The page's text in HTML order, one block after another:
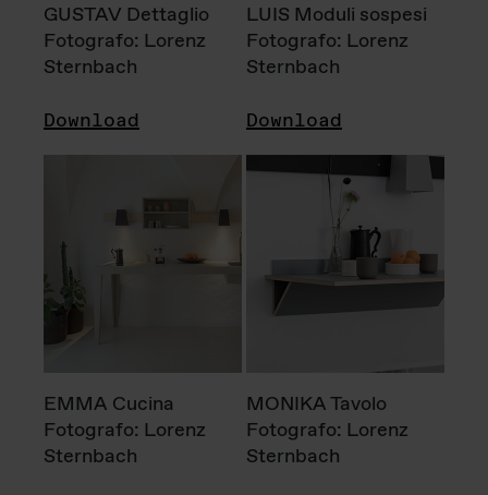
GUSTAV Dettaglio
Fotografo: Lorenz
Sternbach
Download
LUIS Moduli sospesi
Fotografo: Lorenz
Sternbach
Download
EMMA Cucina
Fotografo: Lorenz
Sternbach
MONIKA Tavolo
Fotografo: Lorenz
Sternbach